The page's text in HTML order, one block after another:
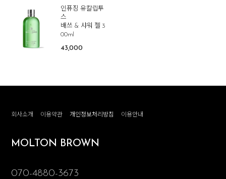
인퓨징 유칼립투
스
배쓰 & 샤워 젤 3
00ml
43,000
회사소개 이용약관 개인정보처리방침 이용안내
MOLTON BROWN
070-4880-3673